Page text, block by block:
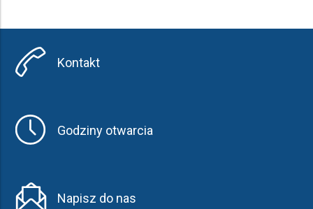
Kontakt
Godziny otwarcia
Napisz do nas